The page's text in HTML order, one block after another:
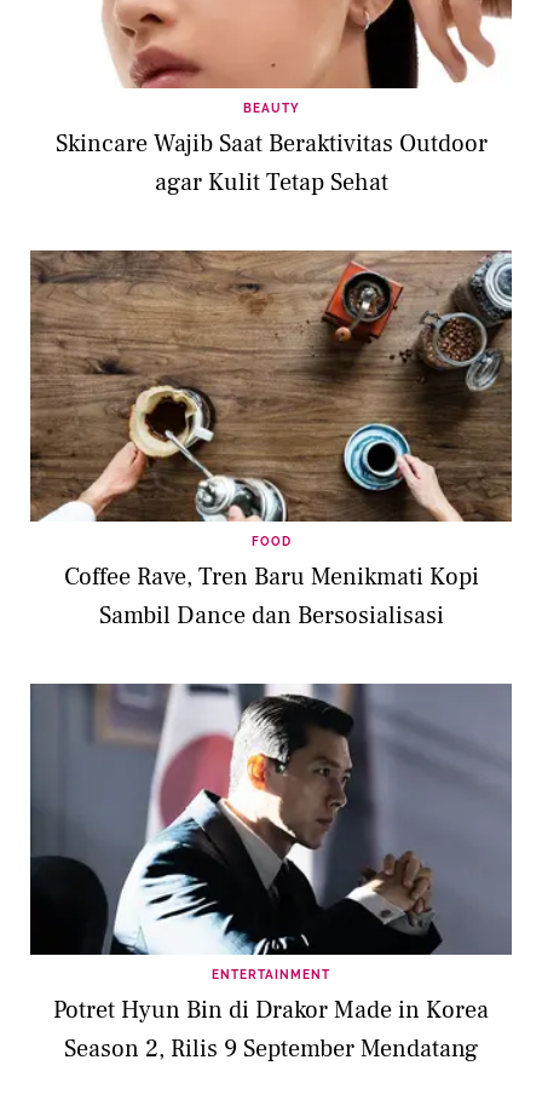
BEAUTY
Skincare Wajib Saat Beraktivitas Outdoor
agar Kulit Tetap Sehat
FOOD
Coffee Rave, Tren Baru Menikmati Kopi
Sambil Dance dan Bersosialisasi
ENTERTAINMENT
Potret Hyun Bin di Drakor Made in Korea
Season 2, Rilis 9 September Mendatang